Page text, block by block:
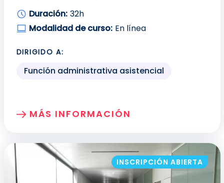
Duración: 32h
Modalidad de curso: En línea
DIRIGIDO A:
Función administrativa asistencial
MÁS INFORMACIÓN
SOBRE: ATENCIÓN Y GESTIÓN DE LA
INSCRIPCIÓN ABIERTA